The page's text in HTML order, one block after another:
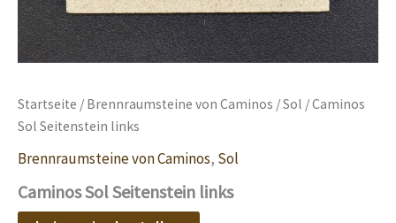
Startseite / Brennraumsteine von Caminos /Sol / Caminos
Sol Seitenstein links
Brennraumsteine von Caminos, Sol
Caminos Sol Seitenstein links